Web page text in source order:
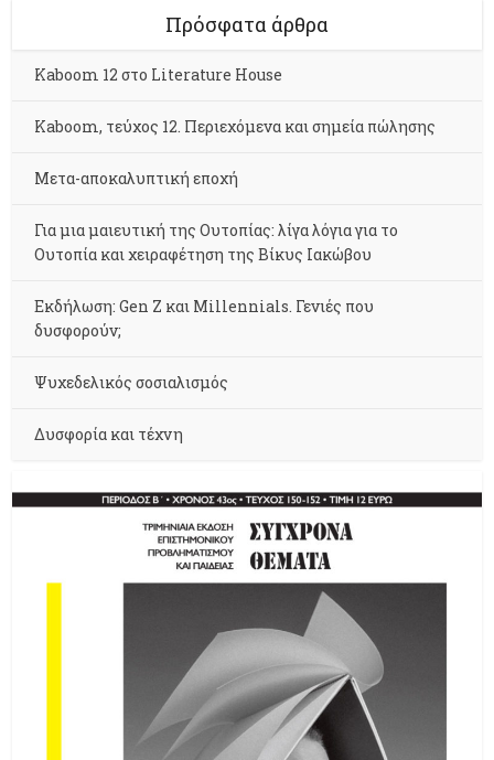
Πρόσφατα άρθρα
Kaboom 12 στο Literature House
Kaboom, τεύχος 12. Περιεχόμενα και σημεία πώλησης
Μετα-αποκαλυπτική εποχή
Για μια μαιευτική της Ουτοπίας: λίγα λόγια για το
Ουτοπία και χειραφέτηση της Βίκυς Ιακώβου
Εκδήλωση: Gen Z και Millennials. Γενιές που
δυσφορούν;
Ψυχεδελικός σοσιαλισμός
Δυσφορία και τέχνη